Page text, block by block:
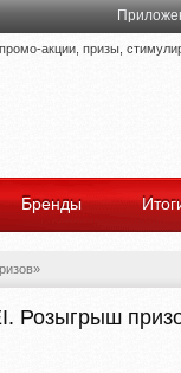
акции, призы,
Бренды
Розыгрыш